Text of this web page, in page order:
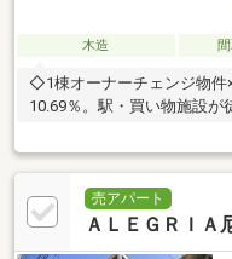
木造
◇1棟オーナーチェンジ物
10.69％。駅・買い物施設が
売アパート
ＡＬＥＧＲＩＡ